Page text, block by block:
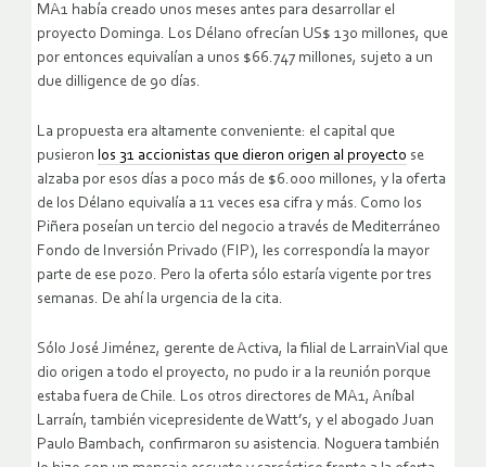
MA1 había creado unos meses antes para desarrollar el
proyecto Dominga. Los Délano ofrecían US$ 130 millones, que
por entonces equivalían a unos $66.747 millones, sujeto a un
due dilligence de 90 días.
La propuesta era altamente conveniente: el capital que
pusieron los 31 accionistas que dieron origen al proyecto se
alzaba por esos días a poco más de $6.000 millones, y la oferta
de los Délano equivalía a 11 veces esa cifra y más. Como los
Piñera poseían un tercio del negocio a través de Mediterráneo
Fondo de Inversión Privado (FIP), les correspondía la mayor
parte de ese pozo. Pero la oferta sólo estaría vigente por tres
semanas. De ahí la urgencia de la cita.
Sólo José Jiménez, gerente de Activa, la filial de LarrainVial que
dio origen a todo el proyecto, no pudo ir a la reunión porque
estaba fuera de Chile. Los otros directores de MA1, Aníbal
Larraín, también vicepresidente de Watt’s, y el abogado Juan
Paulo Bambach, confirmaron su asistencia. Noguera también